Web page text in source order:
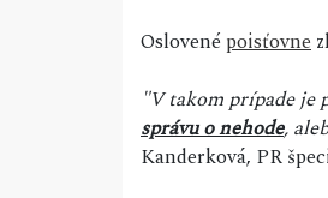
Oslovenépoisťovne
"V takom prípade je
správu o nehode,
Kanderková, PR